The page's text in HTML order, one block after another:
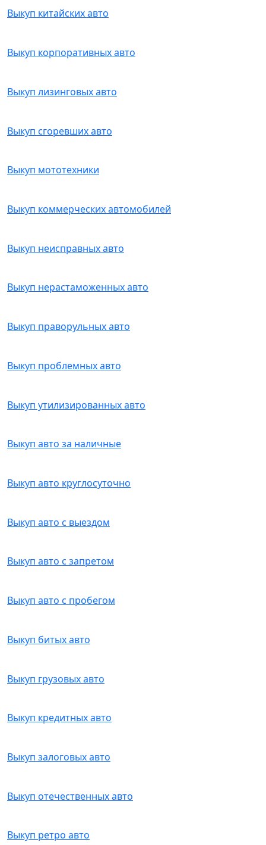
Выкуп китайских авто
Выкуп корпоративных авто
Выкуп лизинговых авто
Выкуп сгоревших авто
Выкуп мототехники
Выкуп коммерческих автомобилей
Выкуп неисправных авто
Выкуп нерастаможенных авто
Выкуп праворульных авто
Выкуп проблемных авто
Выкуп утилизированных авто
Выкуп авто за наличные
Выкуп авто круглосуточно
Выкуп авто с выездом
Выкуп авто с запретом
Выкуп авто с пробегом
Выкуп битых авто
Выкуп грузовых авто
Выкуп кредитных авто
Выкуп залоговых авто
Выкуп отечественных авто
Выкуп ретро авто